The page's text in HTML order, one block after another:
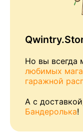
Но вы всегда
любимых
гаражной
А с
Бандеролька!